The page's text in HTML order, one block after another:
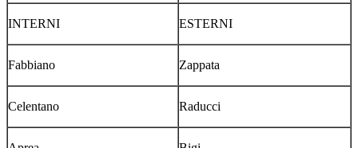
INTERNI ESTERNI
Fabbiano Zappata
Celentano Raducci